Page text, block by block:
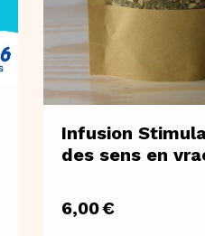
Infusion
des sens en
6,00€